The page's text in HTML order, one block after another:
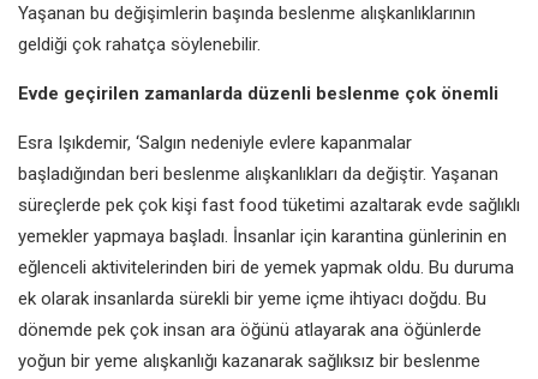
Yaşanan bu değişimlerin başında beslenme alışkanlıklarının
geldiği çok rahatça söylenebilir.
Evde geçirilen zamanlarda düzenli beslenme çok önemli
Esra Işıkdemir, ‘Salgın nedeniyle evlere kapanmalar
başladığından beri beslenme alışkanlıkları da değiştir. Yaşanan
süreçlerde pek çok kişi fast food tüketimi azaltarak evde sağlıklı
yemekler yapmaya başladı. İnsanlar için karantina günlerinin en
eğlenceli aktivitelerinden biri de yemek yapmak oldu. Bu duruma
ek olarak insanlarda sürekli bir yeme içme ihtiyacı doğdu. Bu
dönemde pek çok insan ara öğünü atlayarak ana öğünlerde
yoğun bir yeme alışkanlığı kazanarak sağlıksız bir beslenme